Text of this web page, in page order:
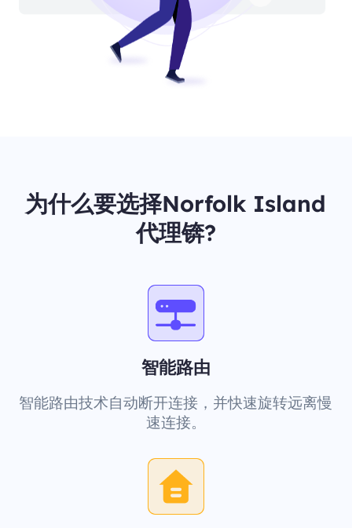
为什么要选择Norfolk Island
代理锛?
智能路由
智能路由技术自动断开连接，并快速旋转远离慢
速连接。